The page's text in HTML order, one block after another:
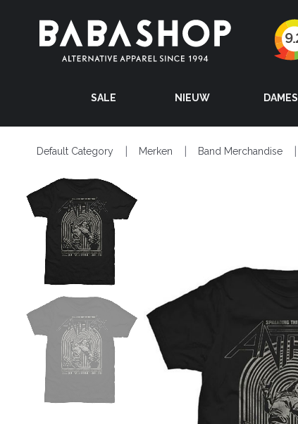
SALE NIEUW DAMES
Default Category Merken Band Merchandise